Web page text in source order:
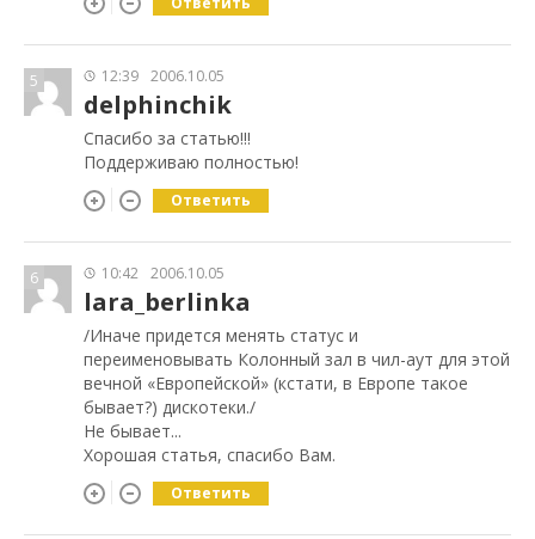
5 12:39 2006.10.05
delphinchik
Спасибо за статью!!!
Поддерживаю полностью!
Ответить
6 10:42 2006.10.05
lara_berlinka
/Иначе придется менять статус и
переименовывать Колонный зал в чил-аут для этой
вечной «Европейской» (кстати, в Европе такое
бывает?) дискотеки./
Не бывает...
Хорошая статья, спасибо Вам.
Ответить